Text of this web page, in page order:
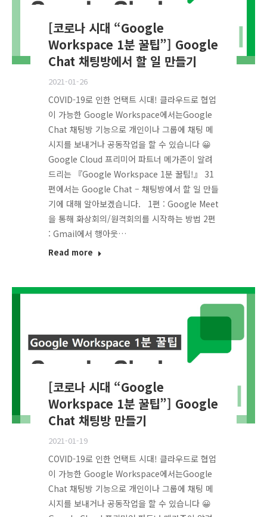
[코로나 시대 “Google
Workspace 1분 꿀팁”] Google
Chat 채팅방에서 할 일 만들기
2021-01-26
COVID-19로 인한 언택트 시대! 클라우드로 협업
이 가능한 Google Workspace에서는Google
Chat 채팅방 기능으로 개인이나 그룹에 채팅 메
시지를 보내거나 공동작업을 할 수 있습니다 😀
Google Cloud 프리미어 파트너 메가존이 알려
드리는 『Google Workspace 1분 꿀팁!』 31
편에서는 Google Chat – 채팅방에서 할 일 만들
기에 대해 알아보겠습니다. 1편 : Google Meet
을 통해 화상회의/원격회의를 시작하는 방법 2편
: Gmail에서 행아웃…
Read more
[코로나 시대 “Google
Workspace 1분 꿀팁”] Google
Chat 채팅방 만들기
2021-01-19
COVID-19로 인한 언택트 시대! 클라우드로 협업
이 가능한 Google Workspace에서는Google
Chat 채팅방 기능으로 개인이나 그룹에 채팅 메
시지를 보내거나 공동작업을 할 수 있습니다 😀